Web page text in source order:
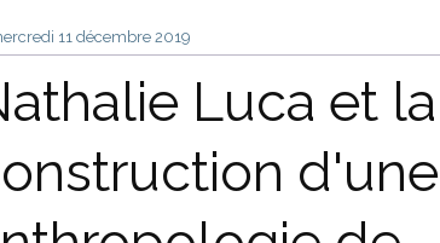
11 décembre 2019
Luca et la
d'une